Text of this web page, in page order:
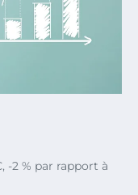
-2 % par rapport à